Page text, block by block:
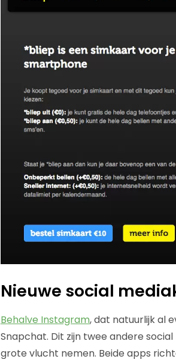
Nieuwe social
Behalve Instagram, dat natuurlijk al
Snapchat. Dit zijn twee andere
grote vlucht nemen. Beide apps